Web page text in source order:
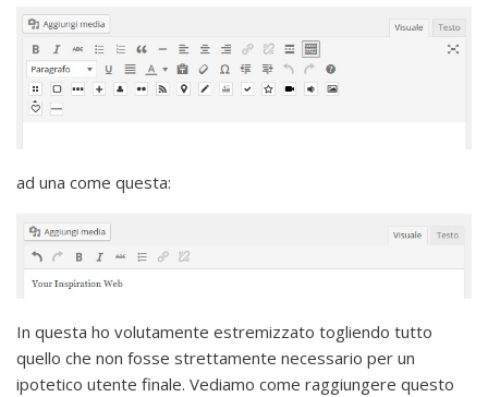
ad una come questa:
In questa ho volutamente estremizzato togliendo tutto
quello che non fosse strettamente necessario per un
ipotetico utente finale. Vediamo come raggiungere questo